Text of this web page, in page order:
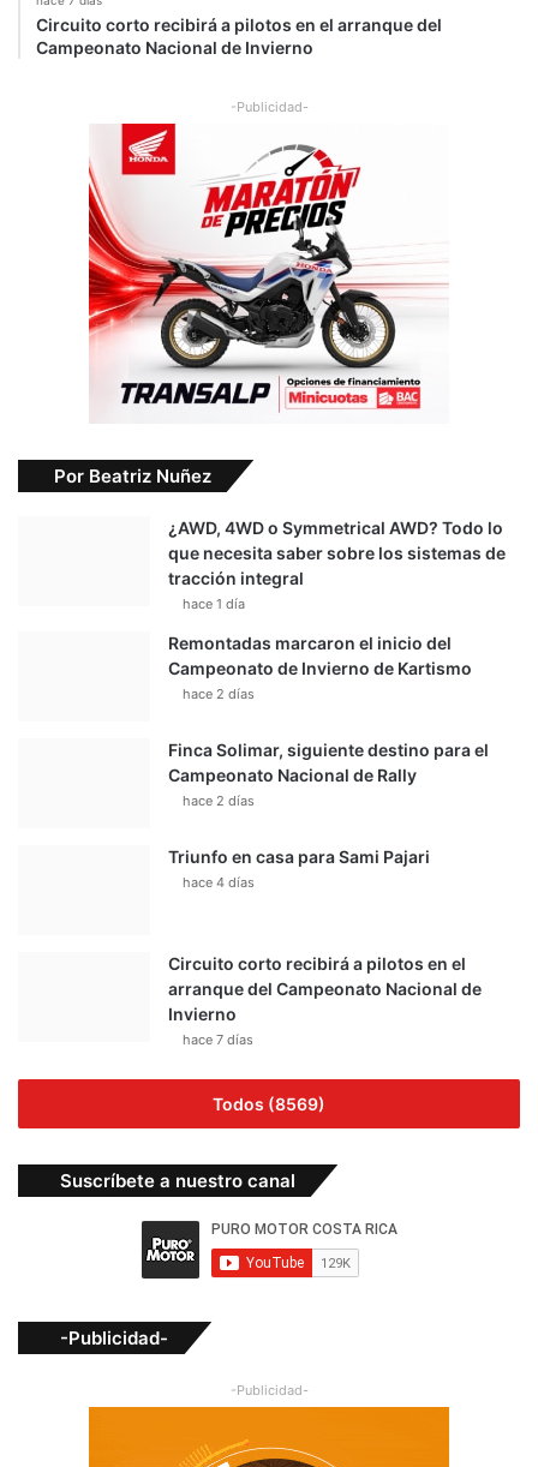
Circuito corto recibirá a pilotos en el arranque del
Campeonato Nacional de Invierno
-Publicidad-
Por Beatriz Nuñez
¿AWD, 4WD o Symmetrical AWD? Todo lo
que necesita saber sobre los sistemas de
tracción integral
hace 1 día
Remontadas marcaron el inicio del
Campeonato de Invierno de Kartismo
hace 2 días
Finca Solimar, siguiente destino para el
Campeonato Nacional de Rally
hace 2 días
Triunfo en casa para Sami Pajari
hace 4 días
Circuito corto recibirá a pilotos en el
arranque del Campeonato Nacional de
Invierno
hace 7 días
Todos (8569)
Suscríbete a nuestro canal
-Publicidad-
-Publicidad-